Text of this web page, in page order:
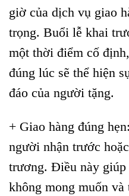
giờ của dịch vụ giao
trọng. Buổi lễ khai
một thời điểm cố
đúng lúc sẽ thể hiện
đáo của người tặng.
+ Giao hàng đúng
người nhận trước
trương. Điều này giúp
không mong muốn